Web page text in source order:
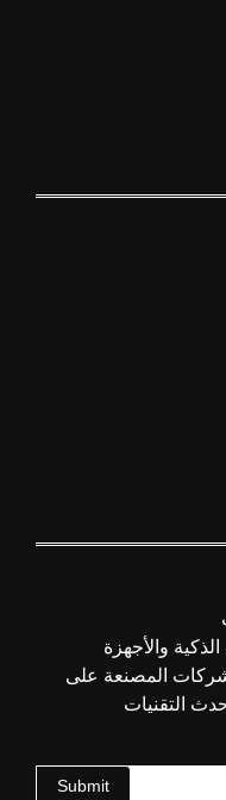
والأجهزة
المصنعة على
التقنيات
Submit